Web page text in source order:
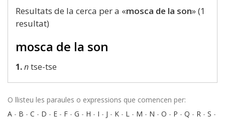
Resultats de la cerca per a «mosca de la son» (1
resultat)
mosca de la son
1.ntse-tse
O llisteu les paraules o expressions que comencen per:
A - B - C - D - E - F - G - H - I - J - K - L - M - N - O - P - Q - R - S -